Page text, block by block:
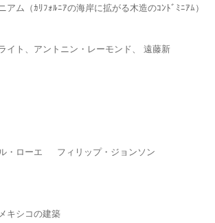
アム（ｶﾘﾌｫﾙﾆｱの海岸に拡がる木造のｺﾝﾄﾞﾐﾆｱﾑ）
イト、アントニン・レーモンド、 遠藤新
・ローエ フィリップ・ジョンソン
キシコの建築